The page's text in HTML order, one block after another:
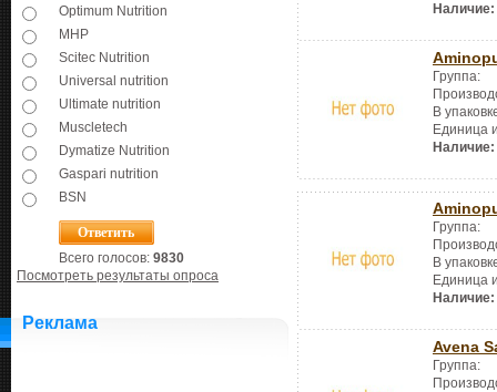
Optimum Nutrition
MHP
Scitec Nutrition
Universal nutrition
Ultimate nutrition
Muscletech
Dymatize Nutrition
Gaspari nutrition
BSN
Всего голосов: 9830
Посмотреть результаты опроса
Реклама
Наличие:
Группа:
В
Единица
Наличие:
Группа:
В
Единица
Наличие:
Avena
Группа: